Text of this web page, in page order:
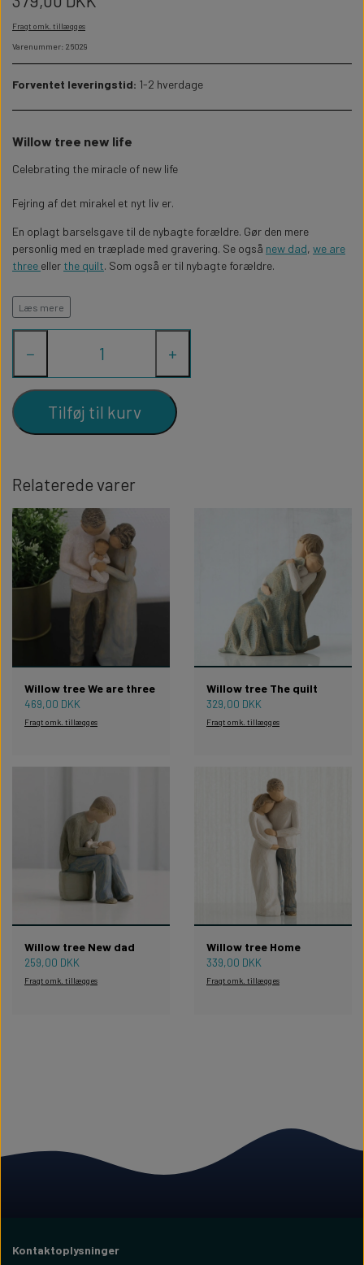
FLASKER MED LYS
FORKLÆDER MED TEKST
GAVEÆSKER I TRÆ
TERMOKRUS MED PRINT
NYTÅRS FEST
TEKST OG BOGSTAVER
WALLSTICKERS
STUEN
Fragt omk. tillægges
Varenummer: 26029
Forventet leveringstid: 1-2 hverdage
Willow tree new life
Celebrating the miracle of new life
Fejring af det mirakel et nyt liv er.
En oplagt barselsgave til de nybagte forældre. Gør den mere
personlig med en træplade med gravering. Se også new dad, we are
three eller the quilt. Som også er til nybagte forældre.
Figuren er 12,5cm høj
Læs mere
− +
Tilføj til kurv
Relaterede varer
Willow tree We are three
469,00 DKK
Fragt omk. tillægges
Willow tree The quilt
329,00 DKK
Fragt omk. tillægges
Willow tree New dad
259,00 DKK
Fragt omk. tillægges
Willow tree Home
339,00 DKK
Fragt omk. tillægges
Kontaktoplysninger